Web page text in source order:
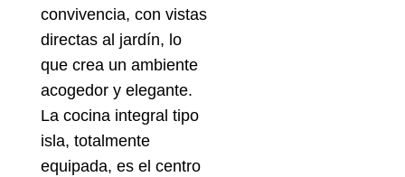
convivencia, con vistas
directas al jardín, lo
que crea un ambiente
acogedor y elegante.
La cocina integral tipo
isla, totalmente
equipada, es el centro